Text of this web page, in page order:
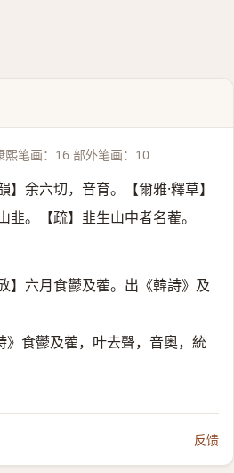
熙笔画：16 部外笔画：10
】余六切，音育。【爾雅·釋草】
韭。【疏】韭生山中者名蒮。
】六月食鬱及蒮。出《韓詩》及
》食鬱及蒮，叶去聲，音奧，統
反馈